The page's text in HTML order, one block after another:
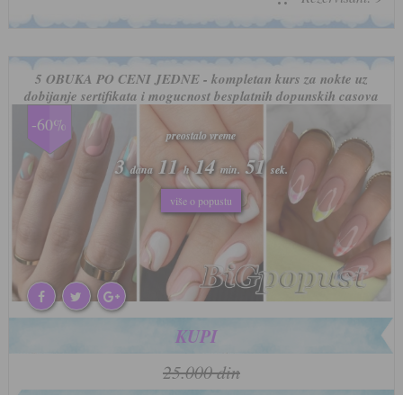
5 OBUKA PO CENI JEDNE - kompletan kurs za nokte uz
dobijanje sertifikata i mogucnost besplatnih dopunskih casova
-60%
preostalo vreme
3dana 11h 14 min. 47sek.
više o popustu
preostalo vreme
3dana 11h 14 min. 47sek.
više o popustu
KUPI
25.000 din